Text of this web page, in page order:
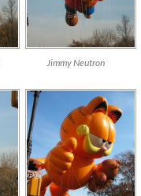
Jimmy Neutron